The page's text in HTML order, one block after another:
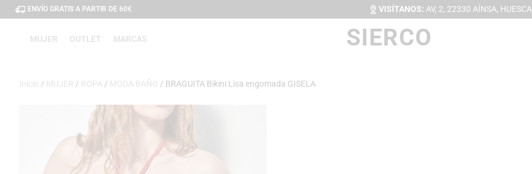
ENVÍO GRATIS A PARTIR DE 60€ VISÍTANOS: AV, 2, 22330 AÍNSA, HUESCA
MUJER OUTLET MARCAS SIERCO
Inicio / MUJER / ROPA / MODA BAÑO / BRAGUITA Bikini Lisa engomada GISELA